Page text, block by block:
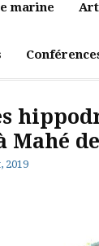
marine
Mahé
2019